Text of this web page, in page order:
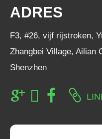
ADRES
F3, #26, vijf rijstroken,
Zhangbei Village, Ailian
Shenzhen